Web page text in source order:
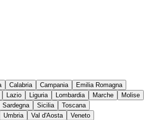
Calabria Campania
Emilia Romagna
Lazio Liguria Lombardia Marche
Molise
Sardegna Sicilia
Toscana
Umbria Val d'Aosta Veneto